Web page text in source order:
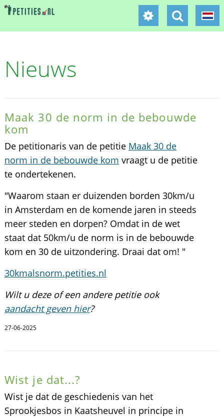
Nieuws
Maak 30 de norm in de bebouwde
kom
De petitionaris van de petitie Maak 30 de
norm in de bebouwde kom vraagt u de petitie
te ondertekenen.
"Waarom staan er duizenden borden 30km/u
in Amsterdam en de komende jaren in steeds
meer steden en dorpen? Omdat in de wet
staat dat 50km/u de norm is in de bebouwde
kom en 30 de uitzondering. Draai dat om! "
30kmalsnorm.petities.nl
Wilt u deze of een andere petitie ook
aandacht geven hier?
27-06-2025
Wist je dat...?
Wist je dat de geschiedenis van het
Sprookjesbos in Kaatsheuvel in principe in